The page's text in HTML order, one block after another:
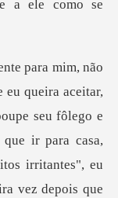
seu fôlego e
ir para casa,
irr